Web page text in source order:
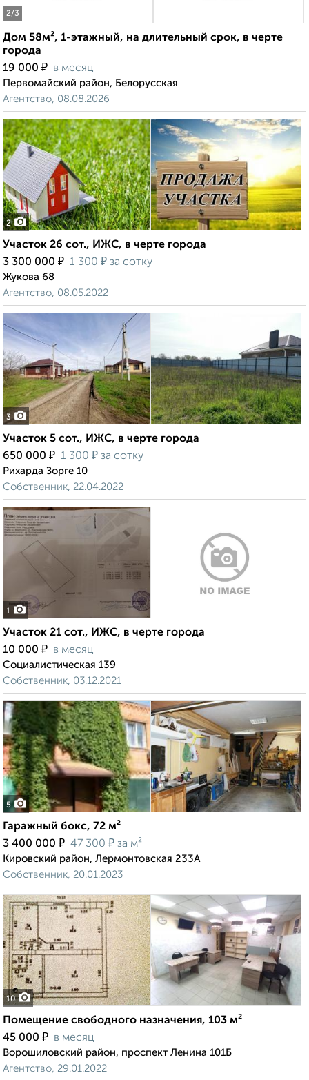
2/3
Дом 58м², 1-этажный, на длительный срок, в черте
города
19 000 ₽ в месяц
Первомайский район, Белорусская
Агентство, 08.08.2026
2
Участок 26 сот., ИЖС, в черте города
3 300 000 ₽ 1 300 ₽ за сотку
Жукова 68
Агентство, 08.05.2022
3
Участок 5 сот., ИЖС, в черте города
650 000 ₽ 1 300 ₽ за сотку
Рихарда Зорге 10
Собственник, 22.04.2022
1
Участок 21 сот., ИЖС, в черте города
10 000 ₽ в месяц
Социалистическая 139
Собственник, 03.12.2021
5
Гаражный бокс, 72 м²
3 400 000 ₽ 47 300 ₽ за м²
Кировский район, Лермонтовская 233А
Собственник, 20.01.2023
10
Помещение свободного назначения, 103 м²
45 000 ₽ в месяц
Ворошиловский район, проспект Ленина 101Б
Агентство, 29.01.2022